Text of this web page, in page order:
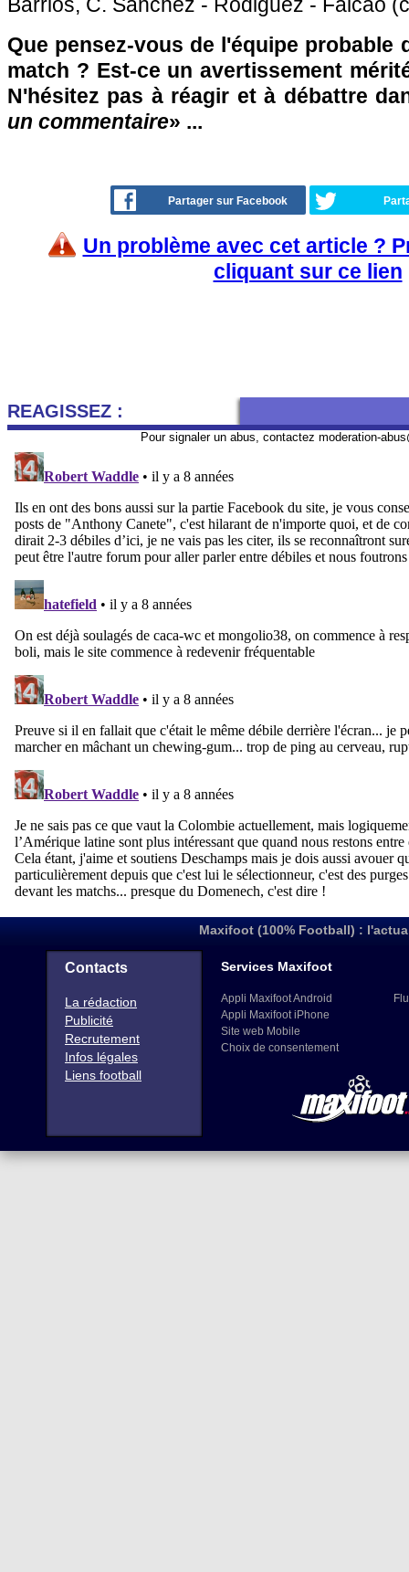
Que pensez-vous de l'équipe probable
match ? Est-ce un avertissement
N'hésitez pas à réagir et à débattre
un commentaire» ...
Partager sur Facebook
Un problème avec cet article ?
cliquant sur ce lien
REAGISSEZ :
Pour signaler un abus, contactez moderation-
Maxifoot (100% Football) :
Contacts
La rédaction
Publicité
Recrutement
Infos légales
Liens football
Services Maxifoot
Appli Maxifoot Android
Appli Maxifoot iPhone
Site web Mobile
Choix de consentement